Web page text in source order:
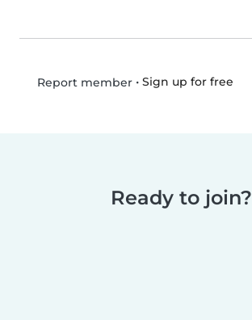
Report member• Sign up for free
Ready to join?